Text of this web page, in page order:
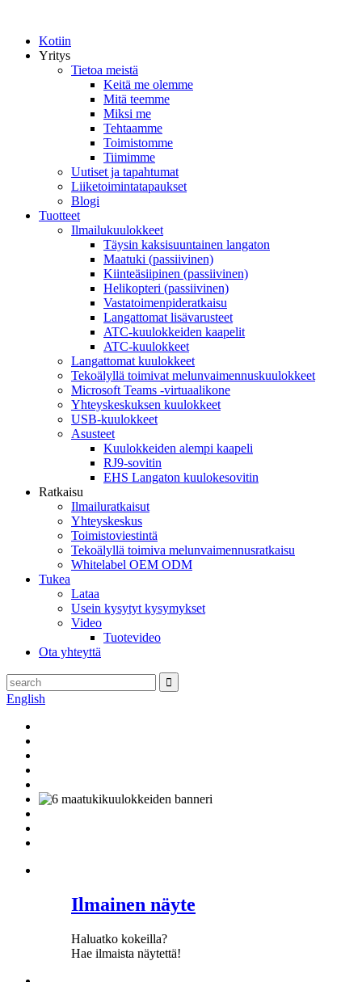
Kotiin
Yritys
Tietoa meistä
Keitä me olemme
Mitä teemme
Miksi me
Tehtaamme
Toimistomme
Tiimimme
Uutiset ja tapahtumat
Liiketoimintatapaukset
Blogi
Tuotteet
Ilmailukuulokkeet
Täysin kaksisuuntainen langaton
Maatuki (passiivinen)
Kiinteäsiipinen (passiivinen)
Helikopteri (passiivinen)
Vastatoimenpideratkaisu
Langattomat lisävarusteet
ATC-kuulokkeiden kaapelit
ATC-kuulokkeet
Langattomat kuulokkeet
Tekoälyllä toimivat melunvaimennuskuulokkeet
Microsoft Teams -virtuaalikone
Yhteyskeskuksen kuulokkeet
USB-kuulokkeet
Asusteet
Kuulokkeiden alempi kaapeli
RJ9-sovitin
EHS Langaton kuulokesovitin
Ratkaisu
Ilmailuratkaisut
Yhteyskeskus
Toimistoviestintä
Tekoälyllä toimiva melunvaimennusratkaisu
Whitelabel OEM ODM
Tukea
Lataa
Usein kysytyt kysymykset
Video
Tuotevideo
Ota yhteyttä
English
Ilmainen näyte
Haluatko kokeilla?
Hae ilmaista näytettä!